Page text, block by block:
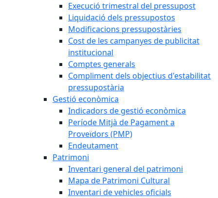
Execució trimestral del pressupost
Liquidació dels pressupostos
Modificacions pressupostàries
Cost de les campanyes de publicitat
institucional
Comptes generals
Compliment dels objectius d'estabilitat
pressupostària
Gestió econòmica
Indicadors de gestió econòmica
Període Mitjà de Pagament a
Proveïdors (PMP)
Endeutament
Patrimoni
Inventari general del patrimoni
Mapa de Patrimoni Cultural
Inventari de vehicles oficials